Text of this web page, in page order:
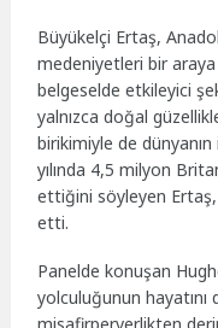
Büyükelçi Ertaş,
medeniyetleri bir
belgeselde etkileyici
yalnızca doğal
birikimiyle de
yılında 4,5 milyon
ettiğini söyleyen Ertaş,
etti.
Panelde konuşan
yolculuğunun